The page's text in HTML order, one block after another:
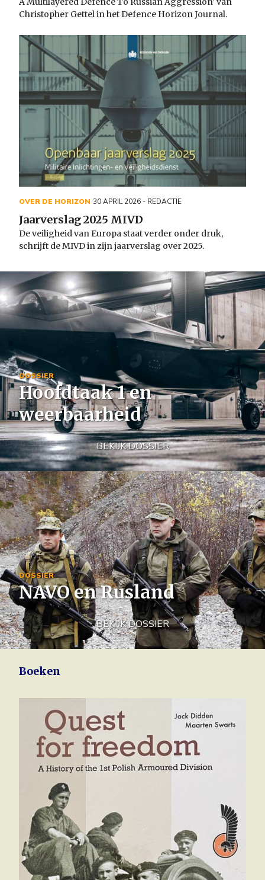
Christopher Gettel in het Defence Horizon Journal.
OVER DE HORIZON 30 APRIL 2026- REDACTIE
Jaarverslag 2025 MIVD
De veiligheid van Europa staat verder onder druk,
schrijft de MIVD in zijn jaarverslag over 2025.
Image
DOSSIER
Hoofdtaak 1 en
weerbaarheid
BEKIJK DOSSIER
Image
DOSSIER
NAVO en Rusland
BEKIJK DOSSIER
Boeken